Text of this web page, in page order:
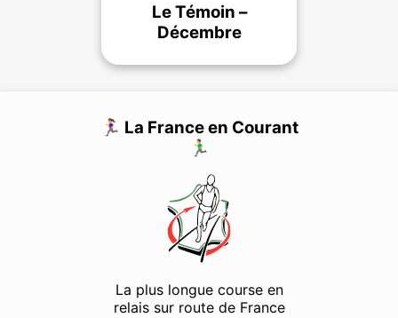
Le Témoin –
Décembre
🏃‍♀️ La France en Courant
🏃‍♂️
La plus longue course en
relais sur route de France